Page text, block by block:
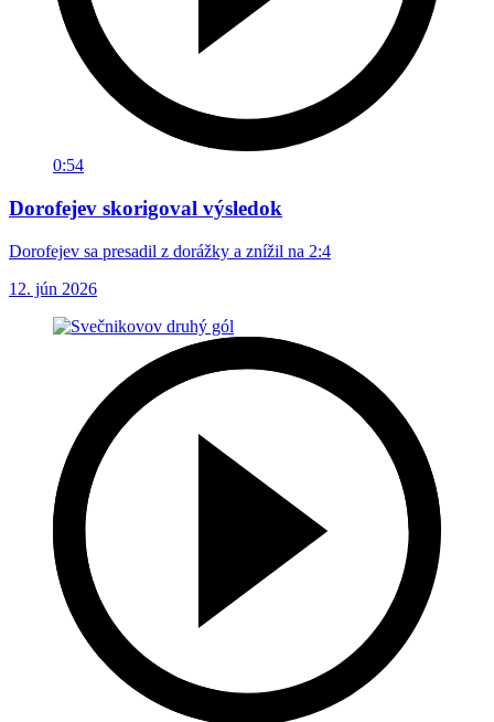
0:54
Dorofejev skorigoval výsledok
Dorofejev sa presadil z dorážky a znížil na 2:4
12. jún 2026